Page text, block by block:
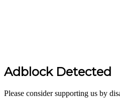
Adblock Detected
Please consider supporting us by